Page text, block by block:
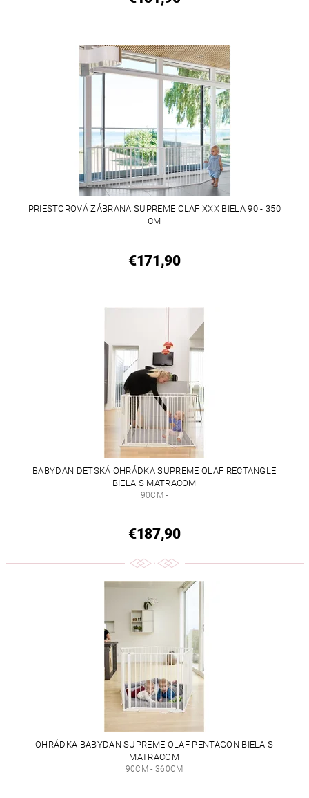
PRIESTOROVÁ ZÁBRANA SUPREME OLAF XXX BIELA 90 - 350
CM
€171,90
BABYDAN DETSKÁ OHRÁDKA SUPREME OLAF RECTANGLE
BIELA S MATRACOM
90CM -
€187,90
OHRÁDKA BABYDAN SUPREME OLAF PENTAGON BIELA S
MATRACOM
90CM - 360CM